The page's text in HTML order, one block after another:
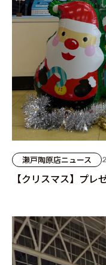
瀬戸陶原店ニュース
【クリスマス】プレ